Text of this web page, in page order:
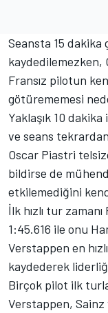
Seansta 15 dakika
kaydedilemezken,
Fransız pilotun
götürememesi
Yaklaşık 10 dakika
ve seans
Oscar Piastri
bildirse de
etkilemediğini
İlk hızlı tur
1:45.616 ile onu
Verstappen en
kaydederek
Birçok pilot ilk
Verstappen, Sainz